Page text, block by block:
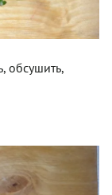
обсушить,